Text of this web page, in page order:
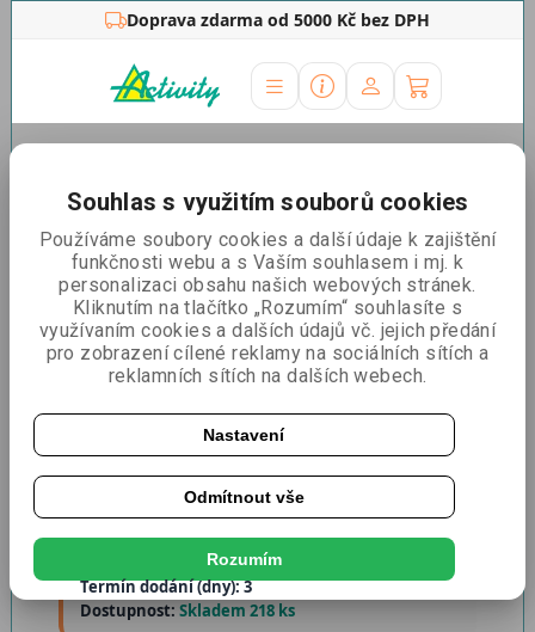
Doprava zdarma od 5000 Kč bez DPH
Dřevěné křídové áčko
Antique
KTANTIK
Termín dodání (dny): 3
Dostupnost: Skladem 218 ks
Souhlas s využitím souborů cookies
Používáme soubory cookies a další údaje k zajištění
funkčnosti webu a s Vaším souhlasem i mj. k
personalizaci obsahu našich webových stránek.
Kliknutím na tlačítko „Rozumím“ souhlasíte s
využívaním cookies a dalších údajů vč. jejich předání
pro zobrazení cílené reklamy na sociálních sítích a
reklamních sítích na dalších webech.
Nastavení
Odmítnout vše
Rozumím